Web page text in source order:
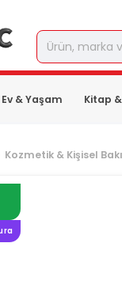
Ev & Yaşam Kitap
Kozmetik & Kişisel